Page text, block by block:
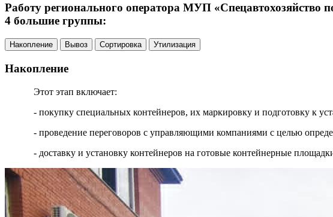
Работу регионального оператора МУП «Спецавтохозяйство
4 большие группы:
Накопление Вывоз Сортировка Утилизация
Накопление
Этот этап включает:
- покупку специальных контейнеров, их маркировку и подготовку к
- проведение переговоров с управляющими компаниями с целью
- доставку и установку контейнеров на готовые контейнерные